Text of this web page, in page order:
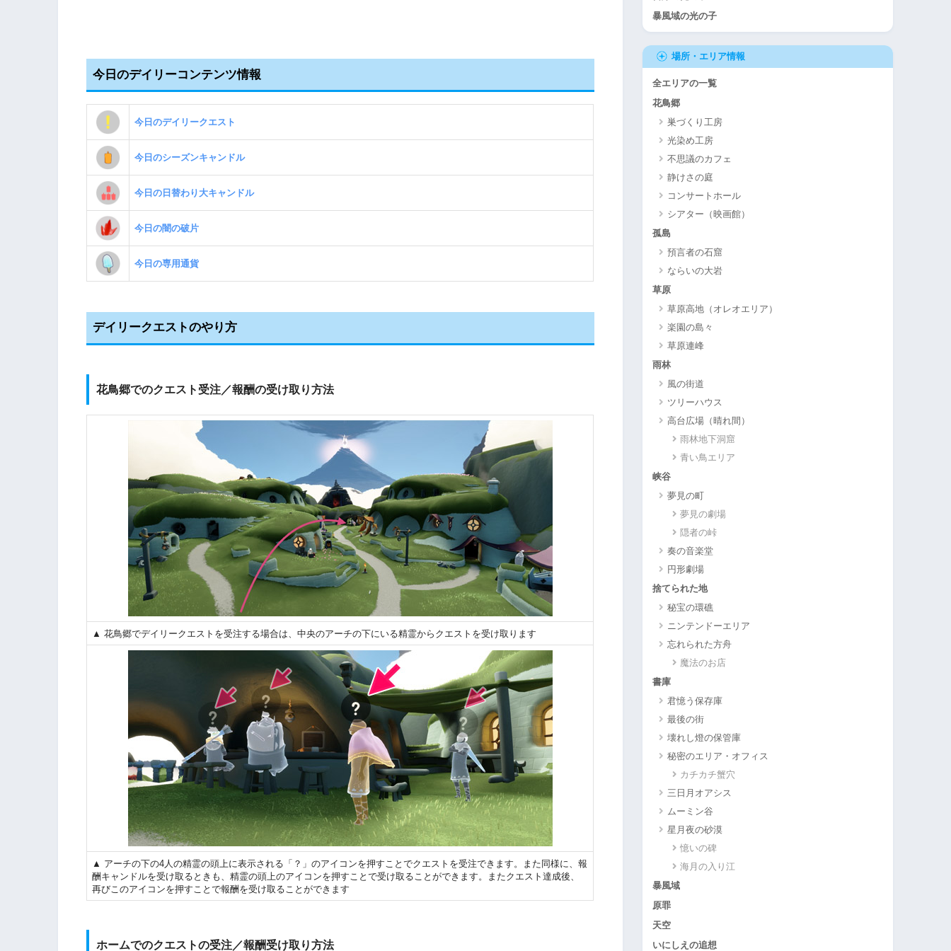
今日のデイリーコンテンツ情報
今日のデイリークエスト
今日のシーズンキャンドル
今日の日替わり大キャンドル
今日の闇の破片
今日の専用通貨
デイリークエストのやり方
花鳥郷でのクエスト受注／報酬の受け取り方法
▲ 花鳥郷でデイリークエストを受注する場合は、中央のアーチの下にいる精霊からクエストを受け取ります
▲ アーチの下の4人の精霊の頭上に表示される「？」のアイコンを押すことでクエストを受注できます。また同様に、報
酬キャンドルを受け取るときも、精霊の頭上のアイコンを押すことで受け取ることができます。またクエスト達成後、
再びこのアイコンを押すことで報酬を受け取ることができます
ホームでのクエストの受注／報酬受け取り方法
暴風域の光の子
場所・エリア情報
全エリアの一覧
花鳥郷
巣づくり工房
光染め工房
不思議のカフェ
静けさの庭
コンサートホール
シアター（映画館）
孤島
預言者の石窟
ならいの大岩
草原
草原高地（オレオエリア）
楽園の島々
草原連峰
雨林
風の街道
ツリーハウス
高台広場（晴れ間）
雨林地下洞窟
青い鳥エリア
峡谷
夢見の町
夢見の劇場
隠者の峠
奏の音楽堂
円形劇場
捨てられた地
秘宝の環礁
ニンテンドーエリア
忘れられた方舟
魔法のお店
書庫
君憶う保存庫
最後の街
壊れし燈の保管庫
秘密のエリア・オフィス
カチカチ蟹穴
三日月オアシス
ムーミン谷
星月夜の砂漠
憶いの碑
海月の入り江
暴風域
原罪
天空
いにしえの追想